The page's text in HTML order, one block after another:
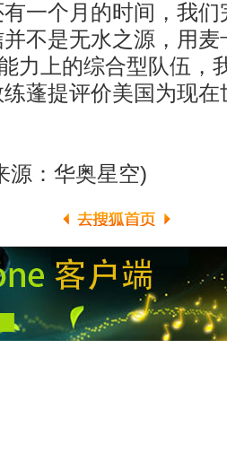
一个月的时间，我
不是无水之源，用麦
力上的综合型队伍，
蓬提评价美国为现
：华奥星空)